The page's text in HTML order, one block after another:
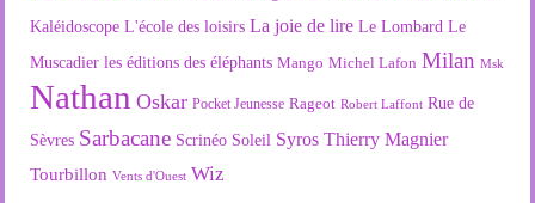
Kaléidoscope L'école des loisirs La joie de lire Le Lombard Le
Muscadier les éditions des éléphants Mango Michel Lafon Milan Msk
Nathan Oskar Pocket Jeunesse Rageot Robert Laffont Rue de
Sèvres Sarbacane Scrinéo Soleil Syros Thierry Magnier
Tourbillon Vents d'Ouest Wiz